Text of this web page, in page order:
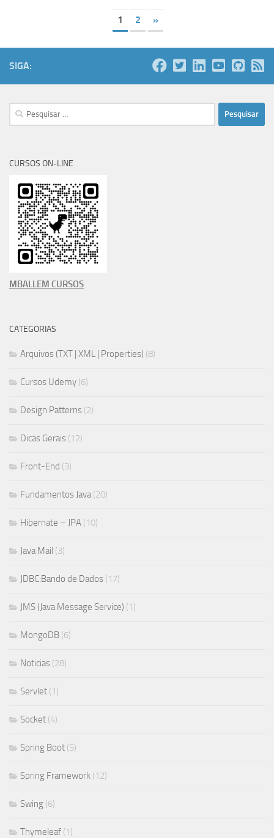
1 2 »
SIGA:
Pesquisar
por:
CURSOS ON-LINE
MBALLEM CURSOS
CATEGORIAS
Arquivos (TXT | XML | Properties) (8)
Cursos Udemy (6)
Design Patterns (2)
Dicas Gerais (12)
Front-End (3)
Fundamentos Java(20)
Hibernate – JPA (10)
Java Mail (3)
JDBC:Bando de Dados (17)
JMS (Java Message Service) (1)
MongoDB (6)
Noticias (28)
Servlet (1)
Socket (4)
Spring Boot (5)
Spring Framework (12)
Swing (6)
Thymeleaf (1)